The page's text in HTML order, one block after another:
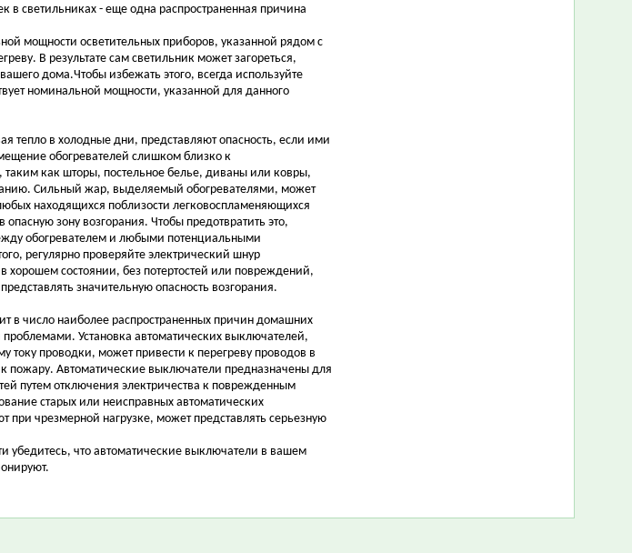
в светильниках - еще одна распространенная причина
мощности осветительных приборов, указанной рядом с
В результате сам светильник может загореться,
дома.Чтобы избежать этого, всегда используйте
номинальной мощности, указанной для данного
тепло в холодные дни, представляют опасность, если ими
обогревателей слишком близко к
как шторы, постельное белье, диваны или ковры,
Сильный жар, выделяемый обогревателями, может
находящихся поблизости легковоспламеняющихся
зону возгорания. Чтобы предотвратить это,
обогревателем и любыми потенциальными
регулярно проверяйте электрический шнур
хорошем состоянии, без потертостей или повреждений,
значительную опасность возгорания.
в число наиболее распространенных причин домашних
Установка автоматических выключателей,
току проводки, может привести к перегреву проводов в
к пожару. Автоматические выключатели предназначены для
путем отключения электричества к поврежденным
старых или неисправных автоматических
при чрезмерной нагрузке, может представлять серьезную
убедитесь, что автоматические выключатели в вашем